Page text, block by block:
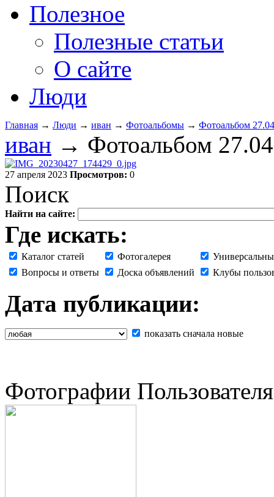
Полезное
Полезные статьи
О сайте
Люди
Главная → Люди → иван → Фотоальбомы → Фотоальбом
иван → Фотоальбом
27 апреля 2023 Просмотров: 0
Поиск
Найти на сайте:
Где искать:
Каталог статей Фотогалерея
Вопросы и ответы
Доска объявлений Клубы
Дата публикации:
показать сначала новые
Фотографии Пользователя